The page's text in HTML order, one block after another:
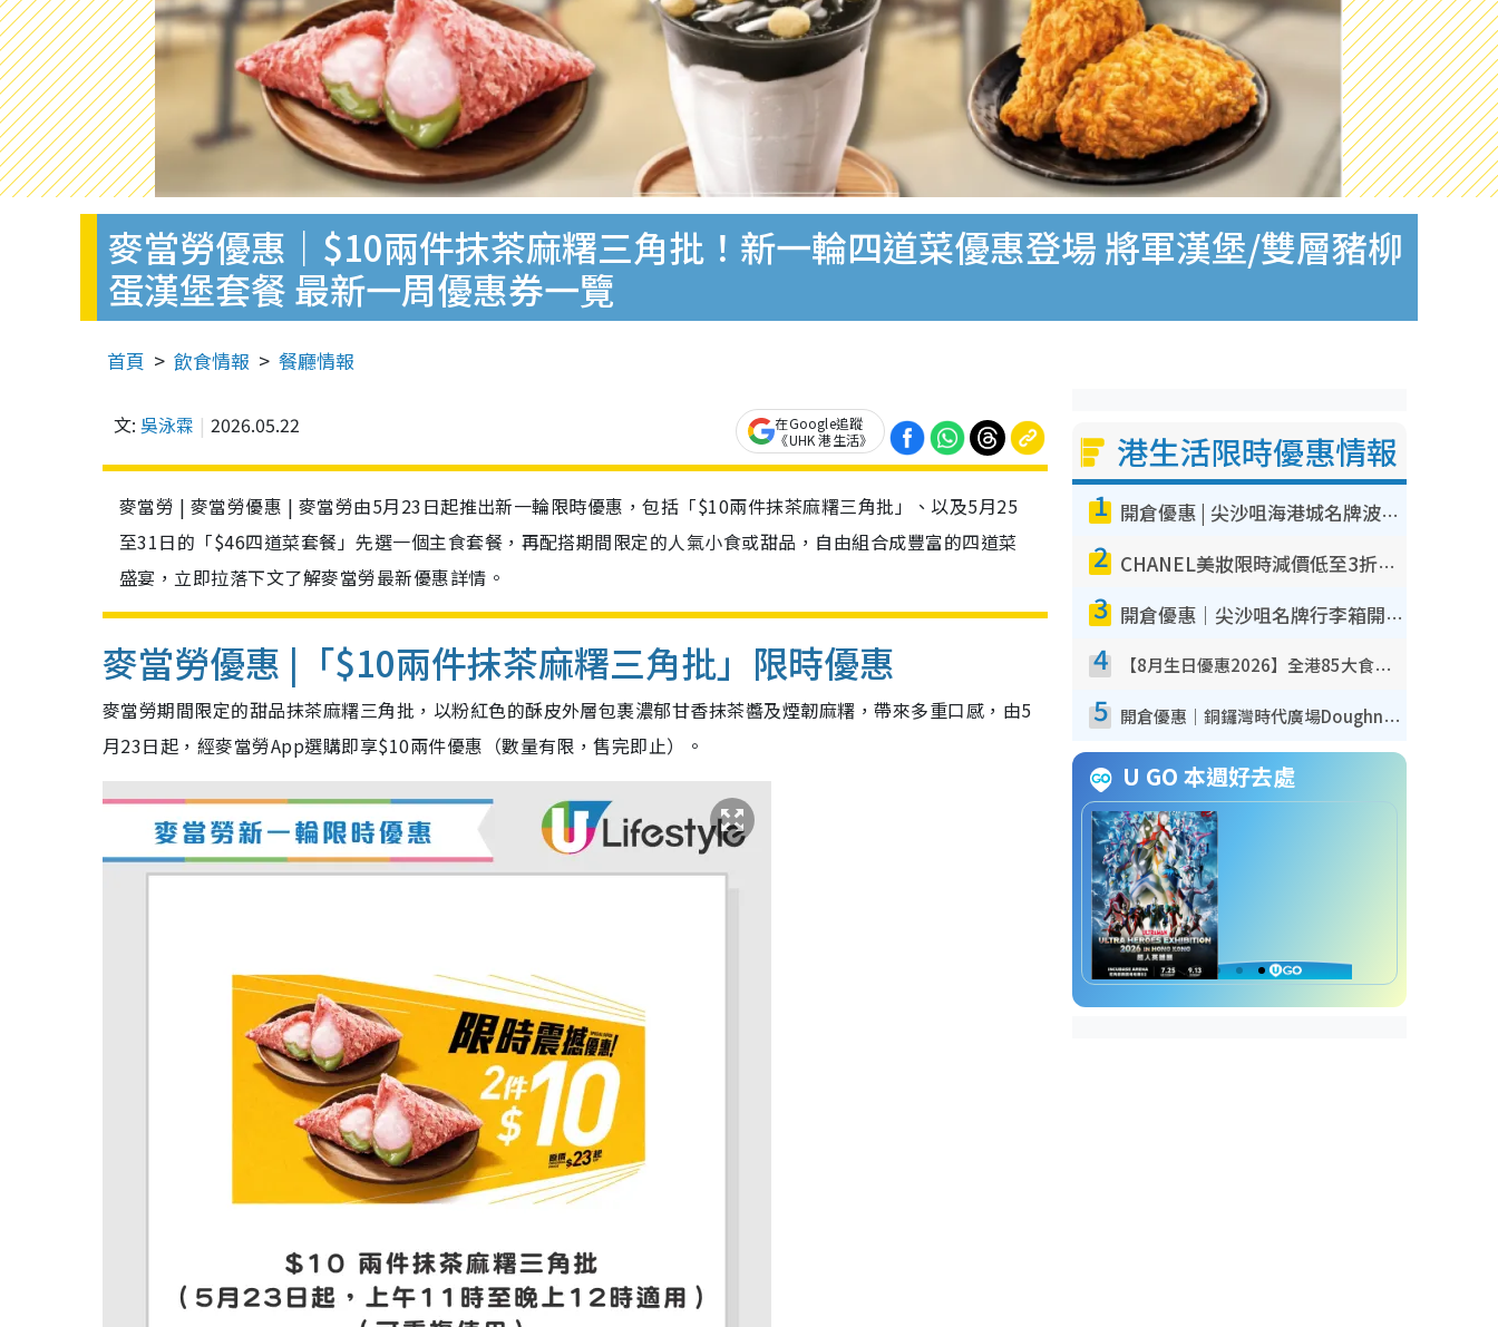
麥當勞優惠｜$10兩件抹茶麻糬三角批！新一輪四道菜優惠登場 將軍漢堡/雙層豬柳
蛋漢堡套餐 最新一周優惠券一覽
首頁 飲食情報 餐廳情報
文: 吳泳霖 2026.05.22
在Google追蹤
《UHK 港生活》
麥當勞 | 麥當勞優惠 | 麥當勞由5月23日起推出新一輪限時優惠，包括「$10兩件抹茶麻糬三角批」、以及5月25
至31日的「$46四道菜套餐」先選一個主食套餐，再配搭期間限定的人氣小食或甜品，自由組合成豐富的四道菜
盛宴，立即拉落下文了解麥當勞最新優惠詳情。
麥當勞優惠 |「$10兩件抹茶麻糬三角批」限時優惠
麥當勞期間限定的甜品抹茶麻糬三角批，以粉紅色的酥皮外層包裹濃郁甘香抹茶醬及煙韌麻糬，帶來多重口感，由5
月23日起，經麥當勞App選購即享$10兩件優惠（數量有限，售完即止）。
港生活限時優惠情報
1 開倉優惠 | 尖沙咀海港城名牌波鞋開倉低至1折！On鞋$899起／Joy&Peace鞋履$98起
2 CHANEL美妝限時減價低至3折！人氣粉底/唇膏/精華液低至$275！COCO香水都有平
3 開倉優惠｜尖沙咀名牌行李箱開倉低至4折！一連5日 American Tourister/ace./Hallmark $200起！
4 【8月生日優惠2026】全港85大食買玩著數攻略 自助餐/火鍋放題同行免費＋誠品/DONKI送現金券
5 開倉優惠｜銅鑼灣時代廣場Doughnut/Campo Marzio開倉低至1折！背囊、書包、手袋劈價$200起
U GO 本週好去處